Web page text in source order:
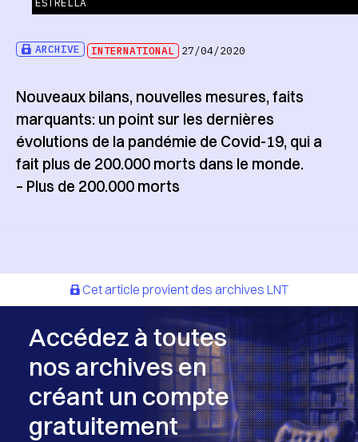
ARCHIVE INTERNATIONAL 27/04/2020
ESTRELLA
Nouveaux bilans, nouvelles mesures, faits
marquants: un point sur les dernières
évolutions de la pandémie de Covid-19, qui a
fait plus de 200.000 morts dans le monde.
– Plus de 200.000 morts
Cet article provient des archives LNT
Accédez à toutes
nos archives en
créant un compte
gratuitement